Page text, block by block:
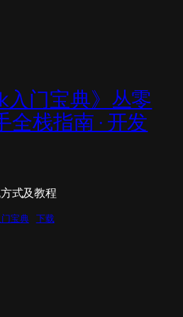
入门宝典》丛零
全栈指南 · 开发
式及教程
宝典 下载